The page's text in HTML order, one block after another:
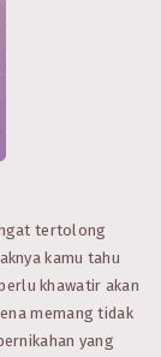
tertolong
kamu tahu
khawatir akan
memang tidak
yang